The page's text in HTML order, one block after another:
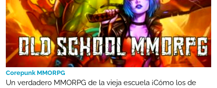
Corepunk MMORPG
Un verdadero MMORPG de la vieja escuela ¡Cómo los de